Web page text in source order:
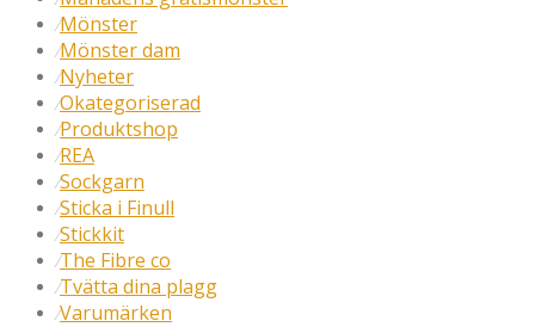
⁄Mönster
⁄Mönster dam
⁄Nyheter
⁄Okategoriserad
⁄Produktshop
⁄REA
⁄Sockgarn
⁄Sticka i Finull
⁄Stickkit
⁄The Fibre co
⁄Tvätta dina plagg
⁄Varumärken